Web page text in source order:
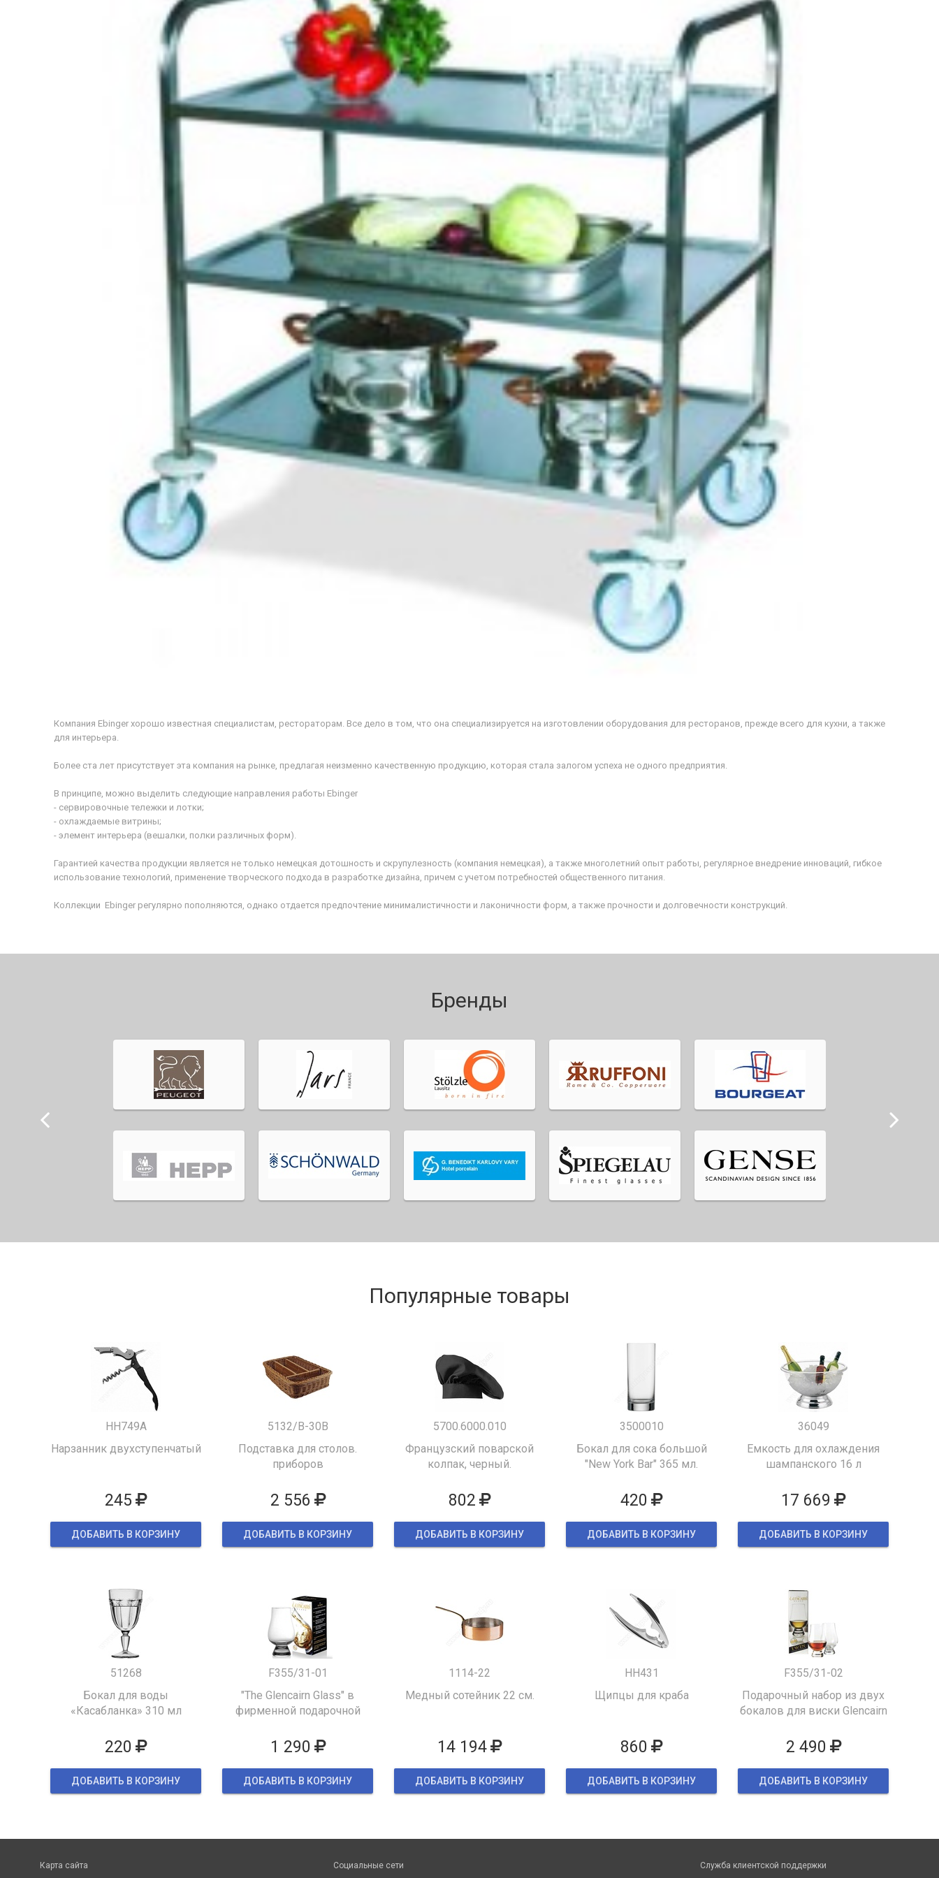
Компания Ebinger хорошо известная специалистам, рестораторам. Все дело в том, что она специализируется на изготовлении оборудования для ресторанов, прежде всего для кухни, а также
для интерьера.
Более ста лет присутствует эта компания на рынке, предлагая неизменно качественную продукцию, которая стала залогом успеха не одного предприятия.
В принципе, можно выделить следующие направления работы Ebinger
- сервировочные тележки и лотки;
- охлаждаемые витрины;
- элемент интерьера (вешалки, полки различных форм).
Гарантией качества продукции является не только немецкая дотошность и скрупулезность (компания немецкая), а также многолетний опыт работы, регулярное внедрение инноваций, гибкое
использование технологий, применение творческого подхода в разработке дизайна, причем с учетом потребностей общественного питания.
Коллекции Ebinger регулярно пополняются, однако отдается предпочтение минималистичности и лаконичности форм, а также прочности и долговечности конструкций.
Бренды
Популярные товары
HH749A
Нарзанник двухступенчатый
245
ДОБАВИТЬ В КОРЗИНУ
5132/B-30B
Подставка для столов.
приборов
2 556
ДОБАВИТЬ В КОРЗИНУ
5700.6000.010
Французский поварской
колпак, черный.
802
ДОБАВИТЬ В КОРЗИНУ
3500010
Бокал для сока большой
"New York Bar" 365 мл.
420
ДОБАВИТЬ В КОРЗИНУ
36049
Емкость для охлаждения
шампанского 16 л
17 669
ДОБАВИТЬ В КОРЗИНУ
51268
Бокал для воды
«Касабланка» 310 мл
220
ДОБАВИТЬ В КОРЗИНУ
F355/31-01
"The Glencairn Glass" в
фирменной подарочной
1 290
ДОБАВИТЬ В КОРЗИНУ
1114-22
Медный сотейник 22 см.
14 194
ДОБАВИТЬ В КОРЗИНУ
HH431
Щипцы для краба
860
ДОБАВИТЬ В КОРЗИНУ
F355/31-02
Подарочный набор из двух
бокалов для виски Glencairn
2 490
ДОБАВИТЬ В КОРЗИНУ
Карта сайта Социальные сети Служба клиентской поддержки